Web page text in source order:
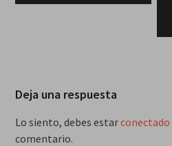
Deja una respuesta
Lo siento, debes estarconectado
comentario.